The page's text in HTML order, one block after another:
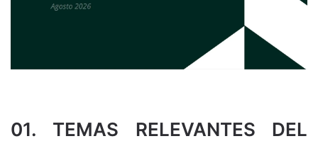
01. TEMAS RELEVANTES DEL